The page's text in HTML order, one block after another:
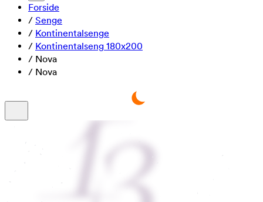
Forside
/ Senge
/ Kontinentalsenge
/ Kontinentalseng 180x200
/ Nova
/ Nova